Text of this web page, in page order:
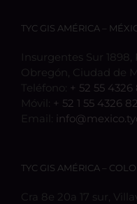
TYC GIS AMÉRICA –
Insurgentes Sur 1898,
Obregón, Ciudad de
Teléfono: + 52 55 4326
Móvil: + 52 1 55 4326
Email:
TYC GIS AMÉRICA –
Cra 8e 20a 17 sur,